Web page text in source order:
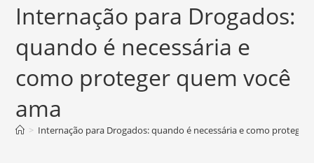
Internação para Drogados:
quando é necessária e
como proteger quem você
ama
> Internação para Drogados: quando é necessária e como proteger